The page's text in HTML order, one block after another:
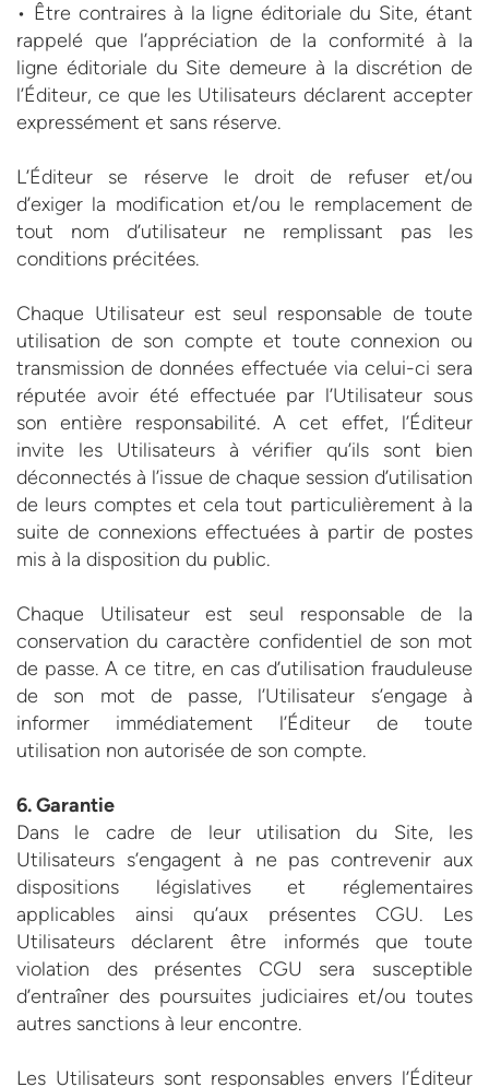
• Être contraires à la ligne éditoriale du Site, étant
rappelé que l’appréciation de la conformité à la
ligne éditoriale du Site demeure à la discrétion de
l’Éditeur, ce que les Utilisateurs déclarent accepter
expressément et sans réserve.
L’Éditeur se réserve le droit de refuser et/ou
d’exiger la modification et/ou le remplacement de
tout nom d’utilisateur ne remplissant pas les
conditions précitées.
Chaque Utilisateur est seul responsable de toute
utilisation de son compte et toute connexion ou
transmission de données effectuée via celui-ci sera
réputée avoir été effectuée par l’Utilisateur sous
son entière responsabilité. A cet effet, l’Éditeur
invite les Utilisateurs à vérifier qu’ils sont bien
déconnectés à l’issue de chaque session d’utilisation
de leurs comptes et cela tout particulièrement à la
suite de connexions effectuées à partir de postes
mis à la disposition du public.
Chaque Utilisateur est seul responsable de la
conservation du caractère confidentiel de son mot
de passe. A ce titre, en cas d’utilisation frauduleuse
de son mot de passe, l’Utilisateur s’engage à
informer immédiatement l’Éditeur de toute
utilisation non autorisée de son compte.
6. Garantie
Dans le cadre de leur utilisation du Site, les
Utilisateurs s’engagent à ne pas contrevenir aux
dispositions législatives et réglementaires
applicables ainsi qu’aux présentes CGU. Les
Utilisateurs déclarent être informés que toute
violation des présentes CGU sera susceptible
d’entraîner des poursuites judiciaires et/ou toutes
autres sanctions à leur encontre.
Les Utilisateurs sont responsables envers l’Éditeur